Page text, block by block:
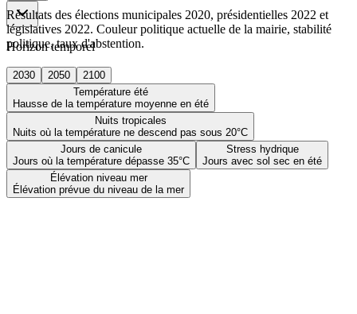
Horizon temporel
2030 2050
2100
Température été
Hausse de la température moyenne en été
Nuits tropicales
Nuits où la température ne descend pas sous 20°C
Jours de canicule
Jours où la température dépasse 35°C
Stress hydrique
Jours avec sol sec en été
Élévation niveau mer
Élévation prévue du niveau de la mer
Résultats des élections municipales 2020, présidentielles 2022 et
législatives 2022. Couleur politique actuelle de la mairie, stabilité
politique, taux d'abstention.